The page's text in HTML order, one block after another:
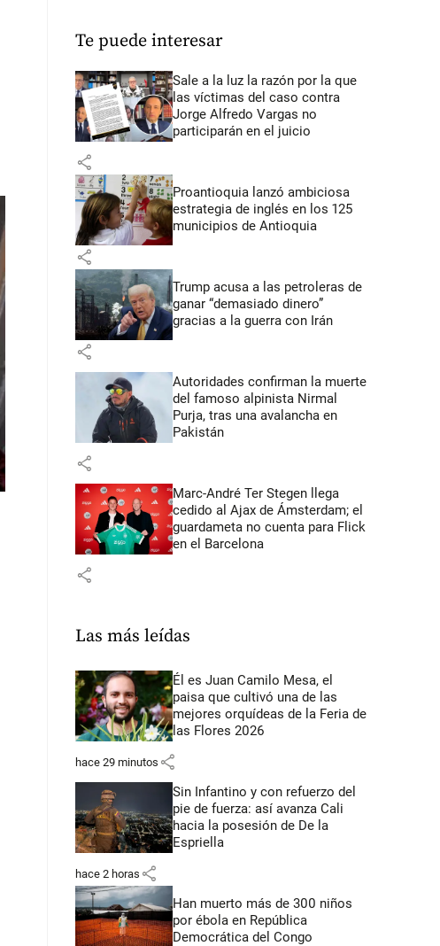
Te puede interesar
Sale a la luz la razón por la que
las víctimas del caso contra
Jorge Alfredo Vargas no
participarán en el juicio
share
Proantioquia lanzó ambiciosa
estrategia de inglés en los 125
municipios de Antioquia
share
Trump acusa a las petroleras de
ganar “demasiado dinero”
gracias a la guerra con Irán
share
Autoridades confirman la muerte
del famoso alpinista Nirmal
Purja, tras una avalancha en
Pakistán
share
Marc-André Ter Stegen llega
cedido al Ajax de Ámsterdam; el
guardameta no cuenta para Flick
en el Barcelona
share
Las más leídas
Él es Juan Camilo Mesa, el
paisa que cultivó una de las
mejores orquídeas de la Feria de
las Flores 2026
hace 29 minutos share
Sin Infantino y con refuerzo del
pie de fuerza: así avanza Cali
hacia la posesión de De la
Espriella
hace 2 horas share
Han muerto más de 300 niños
por ébola en República
Democrática del Congo